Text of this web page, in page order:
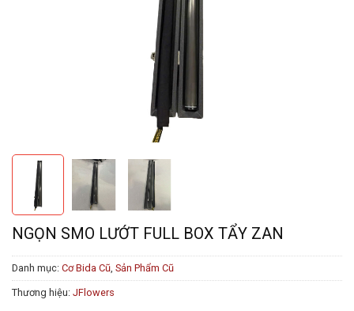
NGỌN SMO LƯỚT FULL BOX TẨY ZAN
Danh mục: Cơ Bida Cũ, Sản Phẩm Cũ
Thương hiệu: JFlowers